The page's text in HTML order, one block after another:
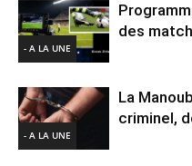
- A LA UNE
des
- A LA UNE
La
criminel,